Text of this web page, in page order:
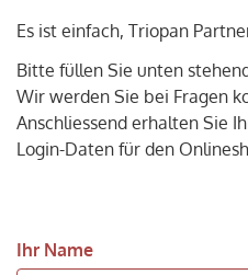
Es ist einfach, Triopan
Bitte füllen Sie unten
Wir werden Sie bei Fragen
Anschliessend erhalten Sie
Login-Daten für den
Ihr Name